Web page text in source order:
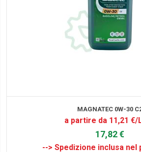
MAGNATEC 0W-30
a partire da 11,21 €/
17,82 €